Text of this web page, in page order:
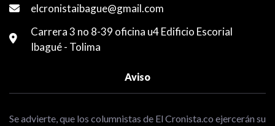
elcronistaibague@gmail.com
Carrera 3 no 8-39 oficina u4 Edificio Escorial
Ibagué - Tolima
Aviso
Se advierte, que los columnistas de El Cronista.co ejercerán su